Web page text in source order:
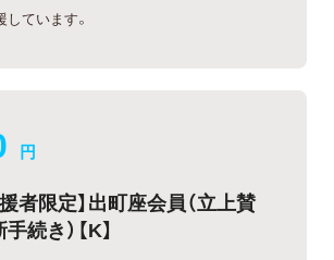
ています。
円
者限定】出町座会員（立上賛
続き）【K】